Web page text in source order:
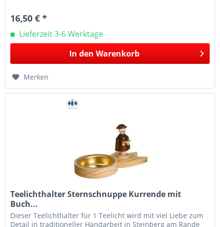
16,50 € *
Lieferzeit 3-6 Werktage
In den Warenkorb
Merken
Teelichthalter Sternschnuppe Kurrende mit
Buch...
Dieser Teelichthalter für 1 Teelicht wird mit viel Liebe zum
Detail in traditioneller Handarbeit in Steinberg am Rande